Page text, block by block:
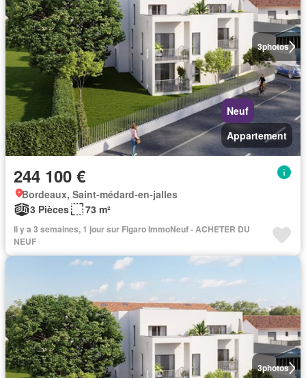
3photos
Neuf
Appartement
244 100 €
Bordeaux, Saint-médard-en-jalles
3 Pièces
73 m²
Il y a 3 semaines, 1 jour sur Figaro ImmoNeuf - ACHETER DU
NEUF
3photos